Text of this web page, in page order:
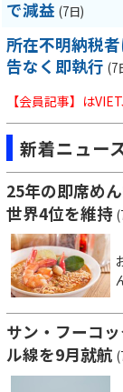
で減益 (7日)
所在不明納税
告なく即執行 (7
【会員記事】は
新着ニュー
25年の即席め
世界4位を維持
サン・フーコ
ル線を9月就航